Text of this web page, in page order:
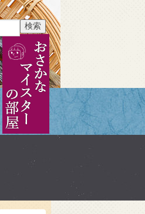
おさかなマイスターの部
普及協会のご案内
ピ